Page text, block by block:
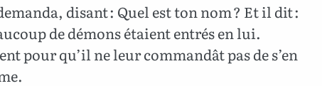
disant : Quel est ton nom ? Et il dit :
de démons étaient entrés en lui.
pour qu’il ne leur commandât pas de s’en